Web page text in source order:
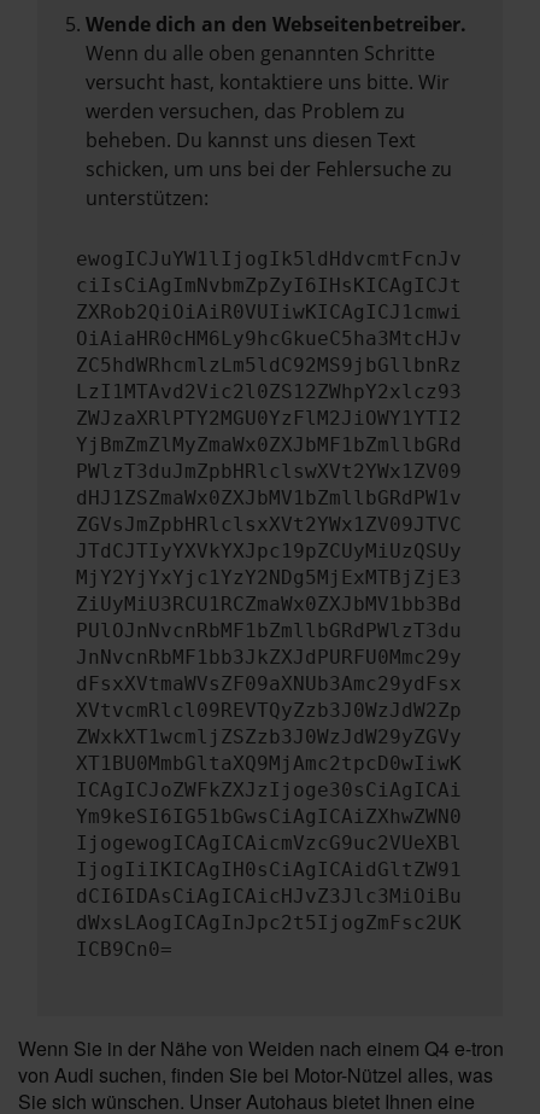
Wende dich an den Webseitenbetreiber.
Wenn du alle oben genannten Schritte
versucht hast, kontaktiere uns bitte. Wir
werden versuchen, das Problem zu
beheben. Du kannst uns diesen Text
schicken, um uns bei der Fehlersuche zu
unterstützen:
ewogICJuYW1lIjogIk5ldHdvcmtFcnJv
ciIsCiAgImNvbmZpZyI6IHsKICAgICJt
ZXRob2QiOiAiR0VUIiwKICAgICJ1cmwi
OiAiaHR0cHM6Ly9hcGkueC5ha3MtcHJv
ZC5hdWRhcmlzLm5ldC92MS9jbGllbnRz
LzI1MTAvd2Vic2l0ZS12ZWhpY2xlcz93
ZWJzaXRlPTY2MGU0YzFlM2JiOWY1YTI2
YjBmZmZlMyZmaWx0ZXJbMF1bZmllbGRd
PWlzT3duJmZpbHRlclswXVt2YWx1ZV09
dHJ1ZSZmaWx0ZXJbMV1bZmllbGRdPW1v
ZGVsJmZpbHRlclsxXVt2YWx1ZV09JTVC
JTdCJTIyYXVkYXJpc19pZCUyMiUzQSUy
MjY2YjYxYjc1YzY2NDg5MjExMTBjZjE3
ZiUyMiU3RCU1RCZmaWx0ZXJbMV1bb3Bd
PUlOJnNvcnRbMF1bZmllbGRdPWlzT3du
JnNvcnRbMF1bb3JkZXJdPURFU0Mmc29y
dFsxXVtmaWVsZF09aXNUb3Amc29ydFsx
XVtvcmRlcl09REVTQyZzb3J0WzJdW2Zp
ZWxkXT1wcmljZSZzb3J0WzJdW29yZGVy
XT1BU0MmbGltaXQ9MjAmc2tpcD0wIiwK
ICAgICJoZWFkZXJzIjoge30sCiAgICAi
Ym9keSI6IG51bGwsCiAgICAiZXhwZWN0
IjogewogICAgICAicmVzcG9uc2VUeXBl
IjogIiIKICAgIH0sCiAgICAidGltZW91
dCI6IDAsCiAgICAicHJvZ3Jlc3MiOiBu
dWxsLAogICAgInJpc2t5IjogZmFsc2UK
ICB9Cn0=
Wenn Sie in der Nähe von Weiden nach einem Q4 e-tron
von Audi suchen, finden Sie bei Motor-Nützel alles, was
Sie sich wünschen. Unser Autohaus bietet Ihnen eine